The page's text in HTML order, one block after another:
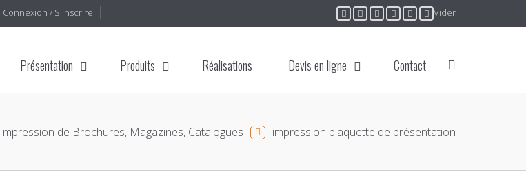
Connexion / S'inscrire Vider
Présentation Produits Réalisations Devis en ligne Contact
Impression de Brochures, Magazines, Catalogues impression plaquette de présentation